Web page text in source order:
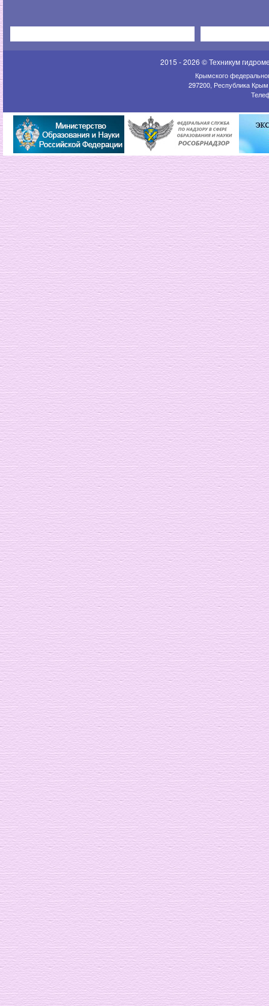
2015 - 2026 © Техникум
Крымского
297200, Республика